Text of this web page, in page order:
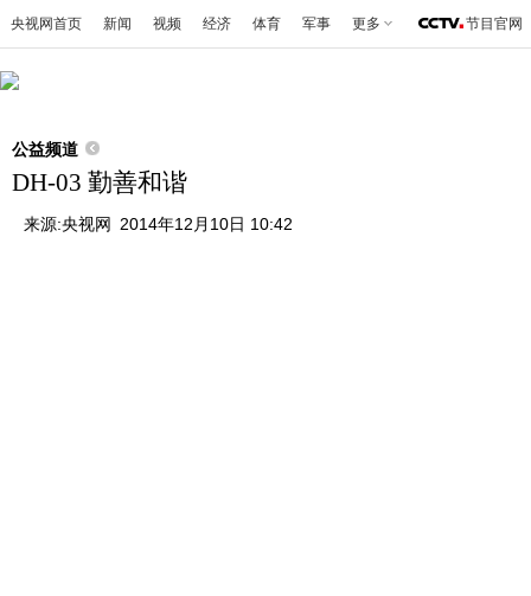
央视网首页 新闻 视频 经济 体育 军事 更多 节目官网
公益频道
DH-03 勤善和谐
来源:央视网 2014年12月10日 10:42